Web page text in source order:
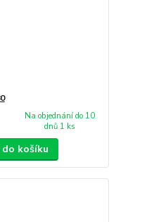
Na objednání do 10
dnů 1 ks
košíku